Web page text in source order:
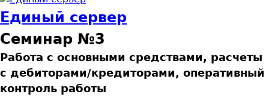
Единый сервер
Семинар №3
Работа с основными средствами, расчеты
с дебиторами/кредиторами, оперативный
контроль работы